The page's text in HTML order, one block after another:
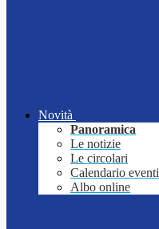
Novità
Panoramica
Le notizie
Le circolari
Calendario eventi
Albo online